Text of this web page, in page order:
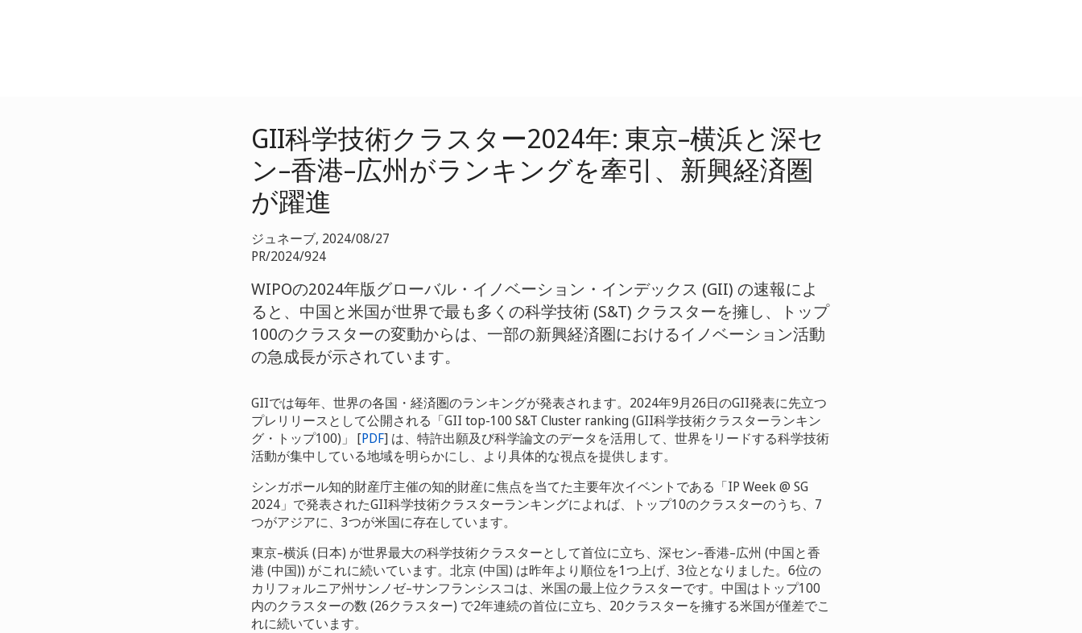
GII科学技術クラスター2024年: 東京–横浜と深セ
ン–香港–広州がランキングを牽引、新興経済圏
が躍進
ジュネーブ, 2024/08/27
PR/2024/924
WIPOの2024年版グローバル・イノベーション・インデックス (GII) の速報によ
ると、中国と米国が世界で最も多くの科学技術 (S&T) クラスターを擁し、トップ
100のクラスターの変動からは、一部の新興経済圏におけるイノベーション活動
の急成長が示されています。
GIIでは毎年、世界の各国・経済圏のランキングが発表されます。2024年9月26日のGII発表に先立つ
プレリリースとして公開される「GII top-100 S&T Cluster ranking (GII科学技術クラスターランキン
グ・トップ100)」 [PDF] は、特許出願及び科学論文のデータを活用して、世界をリードする科学技術
活動が集中している地域を明らかにし、より具体的な視点を提供します。
シンガポール知的財産庁主催の知的財産に焦点を当てた主要年次イベントである「IP Week @ SG
2024」で発表されたGII科学技術クラスターランキングによれば、トップ10のクラスターのうち、7
つがアジアに、3つが米国に存在しています。
東京–横浜 (日本) が世界最大の科学技術クラスターとして首位に立ち、深セン–香港–広州 (中国と香
港 (中国)) がこれに続いています。北京 (中国) は昨年より順位を1つ上げ、3位となりました。6位の
カリフォルニア州サンノゼ–サンフランシスコは、米国の最上位クラスターです。中国はトップ100
内のクラスターの数 (26クラスター) で2年連続の首位に立ち、20クラスターを擁する米国が僅差でこ
れに続いています。